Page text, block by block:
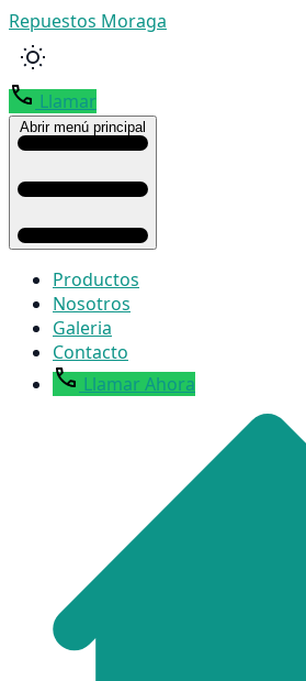
Repuestos Moraga
Llamar
Abrir menú principal
Productos
Nosotros
Galeria
Contacto
Llamar Ahora